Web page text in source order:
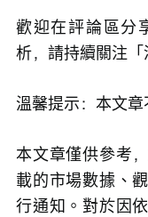
歡迎在評論區分
析，請持續關注「
溫馨提示：本文章
本文章僅供參考
載的市場數據、
行通知。對於因